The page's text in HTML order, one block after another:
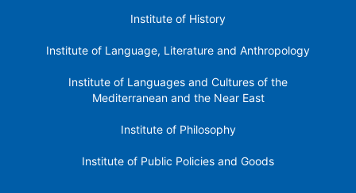
Institute of History
Institute of Language, Literature and Anthropology
Institute of Languages ​​and Cultures of the
Mediterranean and the Near East
Institute of Philosophy
Institute of Public Policies and Goods